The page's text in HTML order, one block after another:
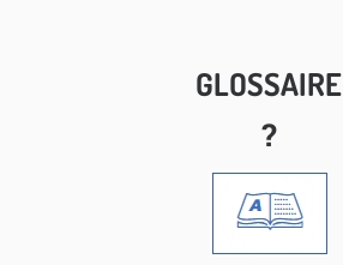
GLOSSAIRE
?